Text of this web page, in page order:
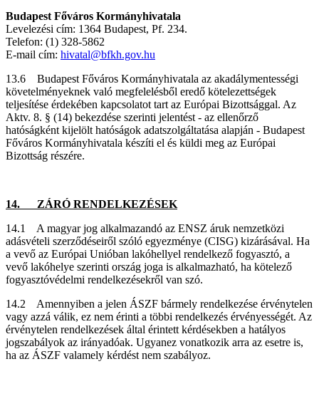
Budapest Főváros Kormányhivatala
Levelezési cím: 1364 Budapest, Pf. 234.
Telefon: (1) 328-5862
E-mail cím: hivatal@bfkh.gov.hu
13.6 Budapest Főváros Kormányhivatala az akadálymentességi
követelményeknek való megfelelésből eredő kötelezettségek
teljesítése érdekében kapcsolatot tart az Európai Bizottsággal. Az
Aktv. 8. § (14) bekezdése szerinti jelentést - az ellenőrző
hatóságként kijelölt hatóságok adatszolgáltatása alapján - Budapest
Főváros Kormányhivatala készíti el és küldi meg az Európai
Bizottság részére.
14. ZÁRÓ RENDELKEZÉSEK
14.1 A magyar jog alkalmazandó az ENSZ áruk nemzetközi
adásvételi szerződéseiről szóló egyezménye (CISG) kizárásával. Ha
a vevő az Európai Unióban lakóhellyel rendelkező fogyasztó, a
vevő lakóhelye szerinti ország joga is alkalmazható, ha kötelező
fogyasztóvédelmi rendelkezésekről van szó.
14.2 Amennyiben a jelen ÁSZF bármely rendelkezése érvénytelen
vagy azzá válik, ez nem érinti a többi rendelkezés érvényességét. Az
érvénytelen rendelkezések által érintett kérdésekben a hatályos
jogszabályok az irányadóak. Ugyanez vonatkozik arra az esetre is,
ha az ÁSZF valamely kérdést nem szabályoz.